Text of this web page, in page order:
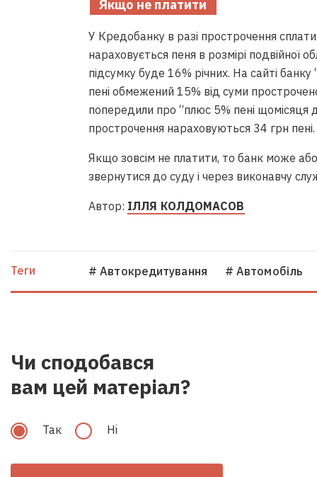
Якщо не платити
У Кредобанку в разі прострочення
нараховується пеня в розмірі подвійної
підсумку буде 16% річних. На сайті банку
пені обмежений 15% від суми
попередили про “плюс 5% пені
прострочення нараховуються 34 грн пені.
Якщо зовсім не платити, то банк може
звернутися до суду і через виконавчу
Автор: ІЛЛЯ КОЛДОМАСОВ
Теги # Автокредитування # Автомобіль
Чи сподобався
вам цей матеріал?
Так Hi
Позовна давність для стягнення
задоволення позову, – експерт
Вiдео • Судова практика